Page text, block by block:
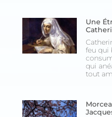
Une
feu qui
qui
tout